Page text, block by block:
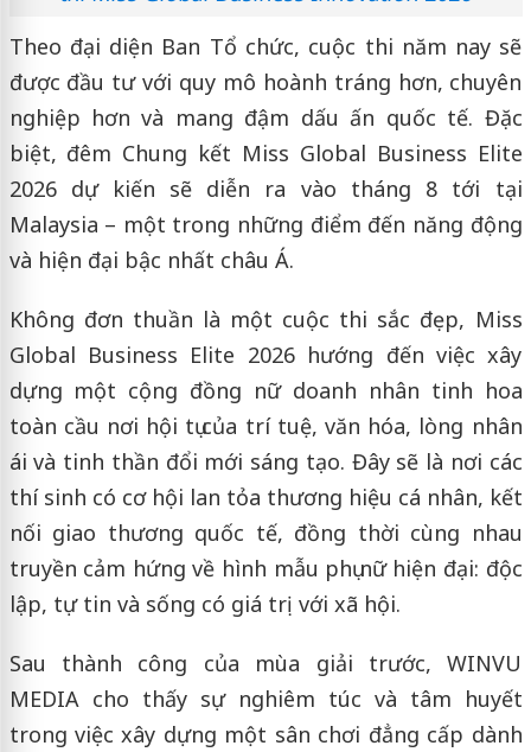
Theo đại diện Ban Tổ chức, cuộc thi năm nay sẽ
được đầu tư với quy mô hoành tráng hơn, chuyên
nghiệp hơn và mang đậm dấu ấn quốc tế. Đặc
biệt, đêm Chung kết Miss Global Business Elite
2026 dự kiến sẽ diễn ra vào tháng 8 tới tại
Malaysia – một trong những điểm đến năng động
và hiện đại bậc nhất châu Á.
Không đơn thuần là một cuộc thi sắc đẹp, Miss
Global Business Elite 2026 hướng đến việc xây
dựng một cộng đồng nữ doanh nhân tinh hoa
toàn cầu nơi hội tụ của trí tuệ, văn hóa, lòng nhân
ái và tinh thần đổi mới sáng tạo. Đây sẽ là nơi các
thí sinh có cơ hội lan tỏa thương hiệu cá nhân, kết
nối giao thương quốc tế, đồng thời cùng nhau
truyền cảm hứng về hình mẫu phụ nữ hiện đại: độc
lập, tự tin và sống có giá trị với xã hội.
Sau thành công của mùa giải trước, WINVU
MEDIA cho thấy sự nghiêm túc và tâm huyết
trong việc xây dựng một sân chơi đẳng cấp dành